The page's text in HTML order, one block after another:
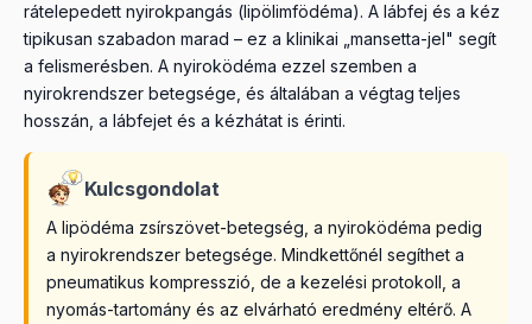
rátelepedett nyirokpangás (lipölimfödéma). A lábfej és a kéz
tipikusan szabadon marad – ez a klinikai „mansetta-jel" segít
a felismerésben. A nyiroködéma ezzel szemben a
nyirokrendszer betegsége, és általában a végtag teljes
hosszán, a lábfejet és a kézhátat is érinti.
Kulcsgondolat
A lipödéma zsírszövet-betegség, a nyiroködéma pedig
a nyirokrendszer betegsége. Mindkettőnél segíthet a
pneumatikus kompresszió, de a kezelési protokoll, a
nyomás-tartomány és az elvárható eredmény eltérő. A